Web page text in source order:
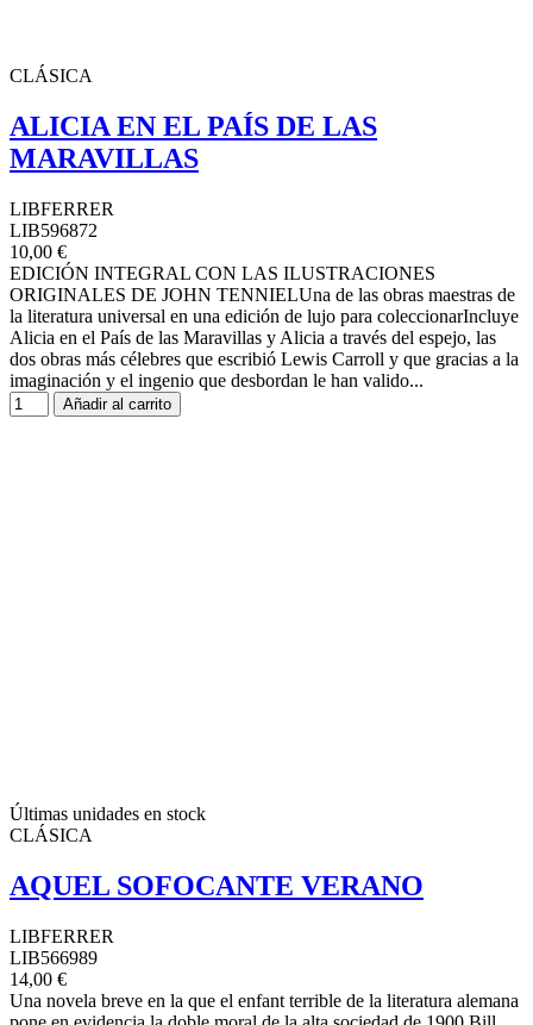
CLÁSICA
ALICIA EN EL PAÍS DE LAS
MARAVILLAS
LIBFERRER
LIB596872
10,00 €
EDICIÓN INTEGRAL CON LAS ILUSTRACIONES
ORIGINALES DE JOHN TENNIELUna de las obras maestras de
la literatura universal en una edición de lujo para coleccionarIncluye
Alicia en el País de las Maravillas y Alicia a través del espejo, las
dos obras más célebres que escribió Lewis Carroll y que gracias a la
imaginación y el ingenio que desbordan le han valido...
Añadir al carrito
Últimas unidades en stock
CLÁSICA
AQUEL SOFOCANTE VERANO
LIBFERRER
LIB566989
14,00 €
Una novela breve en la que el enfant terrible de la literatura alemana